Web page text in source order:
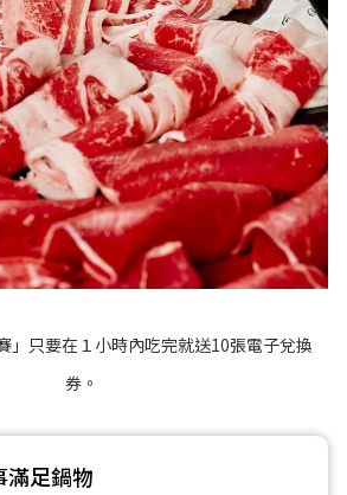
只要在１小時內吃完就送10張電子兌換
券。
滿足鍋物